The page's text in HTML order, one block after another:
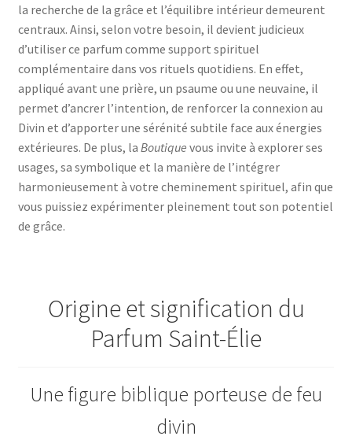
la recherche de la grâce et l’équilibre intérieur demeurent
centraux. Ainsi, selon votre besoin, il devient judicieux
d’utiliser ce parfum comme support spirituel
complémentaire dans vos rituels quotidiens. En effet,
appliqué avant une prière, un psaume ou une neuvaine, il
permet d’ancrer l’intention, de renforcer la connexion au
Divin et d’apporter une sérénité subtile face aux énergies
extérieures. De plus, la Boutique vous invite à explorer ses
usages, sa symbolique et la manière de l’intégrer
harmonieusement à votre cheminement spirituel, afin que
vous puissiez expérimenter pleinement tout son potentiel
de grâce.
Origine et signification du
Parfum Saint-Élie
Une figure biblique porteuse de feu
divin